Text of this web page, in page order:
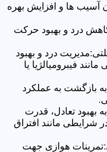
ها و افزایش بهره
درد و بهبود حرکت
درد و بهبود
فیبرومیالژیا یا
بازگشت به عملکرد
بهبود تعادل، قدرت
شرایطی مانند افتراق
هوازی جهت